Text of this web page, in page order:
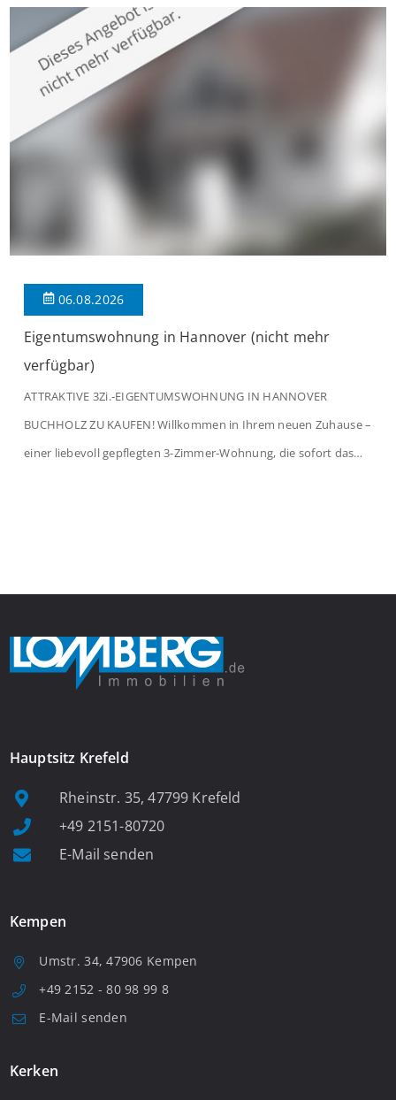
großzügige Räume und eine hochwertige Ausstattung, die
modernen Wohnkomfort mit einem stilvollen Ambiente
verbindet. Der […]
06.08.2026
Eigentumswohnung in Hannover (nicht mehr
verfügbar)
ATTRAKTIVE 3Zi.-EIGENTUMSWOHNUNG IN HANNOVER
BUCHHOLZ ZU KAUFEN! Willkommen in Ihrem neuen Zuhause –
einer liebevoll gepflegten 3-Zimmer-Wohnung, die sofort das
Hauptsitz Krefeld
Rheinstr. 35, 47799 Krefeld
+49 2151-80720
E-Mail senden
Kempen
Umstr. 34, 47906 Kempen
+49 2152 - 80 98 99 8
E-Mail senden
Kerken